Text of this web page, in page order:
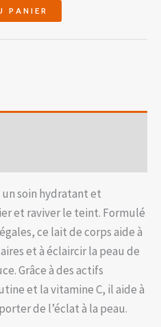
PANIER
soin hydratant et
et raviver le teint. Formulé
ce lait de corps aide à
et à éclaircir la peau de
Grâce à des actifs
et la vitamine C, il aide à
de l’éclat à la peau.